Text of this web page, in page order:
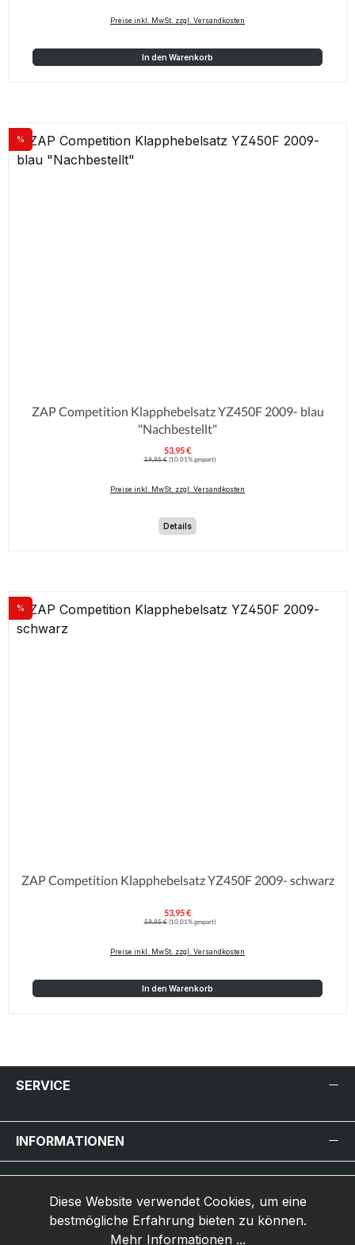
Preise inkl. MwSt. zzgl. Versandkosten
In den Warenkorb
Rabatt
%
ZAP Competition Klapphebelsatz YZ450F 2009- blau
"Nachbestellt"
Verkaufspreis:
53,95 €
Regulärer Preis:
59,95 € (10.01% gespart)
Preise inkl. MwSt. zzgl. Versandkosten
Details
Rabatt
%
ZAP Competition Klapphebelsatz YZ450F 2009- schwarz
Verkaufspreis:
53,95 €
Regulärer Preis:
59,95 € (10.01% gespart)
Preise inkl. MwSt. zzgl. Versandkosten
In den Warenkorb
SERVICE
INFORMATIONEN
INHALT
MARKEN-HERSTELLER
Diese Website verwendet Cookies, um eine
bestmögliche Erfahrung bieten zu können.
Mehr Informationen ...